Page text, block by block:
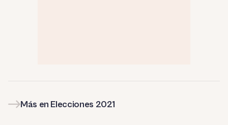
Más en Elecciones 2021